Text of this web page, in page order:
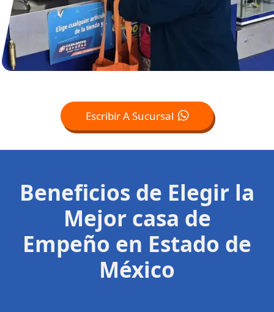
Escribir A Sucursal
Beneficios de Elegir la
Mejor casa de
Empeño en Estado de
México